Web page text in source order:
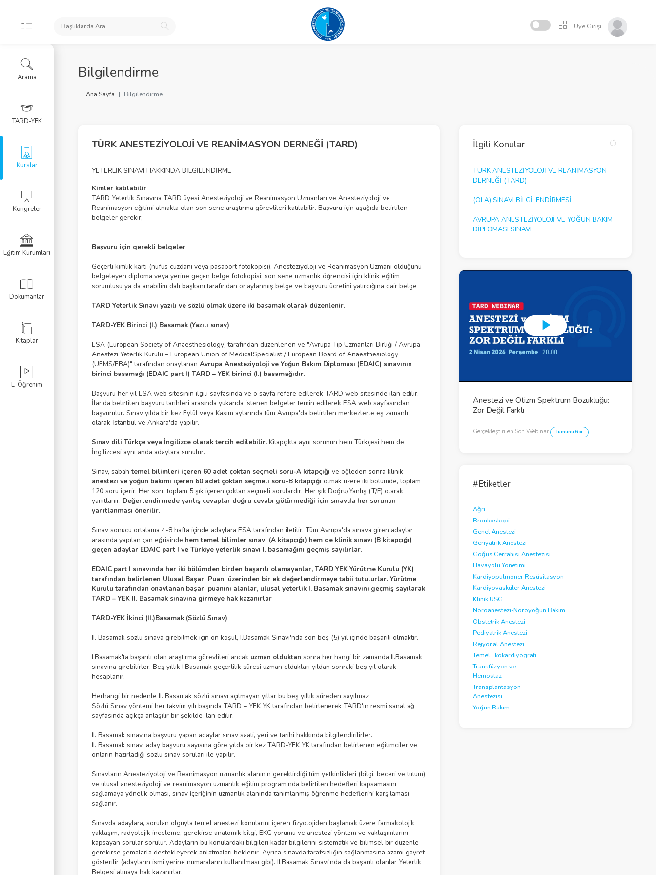
Üye Girişi
Bilgilendirme
Ana Sayfa Bilgilendirme
TÜRK ANESTEZİYOLOJİ VE REANİMASYON DERNEĞİ (TARD)
YETERLİK SINAVI HAKKINDA BİLGİLENDİRME
Kimler katılabilir
TARD Yeterlik Sınavına TARD üyesi Anesteziyoloji ve Reanimasyon Uzmanları ve Anesteziyoloji ve
Reanimasyon eğitimi almakta olan son sene araştırma görevlileri katılabilir. Başvuru için aşağıda belirtilen
belgeler gerekir;
Başvuru için gerekli belgeler
Geçerli kimlik kartı (nüfus cüzdanı veya pasaport fotokopisi), Anesteziyoloji ve Reanimasyon Uzmanı olduğunu
belgeleyen diploma veya yerine geçen belge fotokopisi; son sene uzmanlık öğrencisi için klinik eğitim
sorumlusu ya da anabilim dalı başkanı tarafından onaylanmış belge ve başvuru ücretini yatırdığına dair belge
TARD Yeterlik Sınavı yazılı ve sözlü olmak üzere iki basamak olarak düzenlenir.
TARD-YEK Birinci (I.) Basamak (Yazılı sınav)
ESA (European Society of Anaesthesiology) tarafından düzenlenen ve "Avrupa Tıp Uzmanları Birliği / Avrupa
Anestezi Yeterlik Kurulu – European Union of MedicalSpecialist / European Board of Anaesthesiology
(UEMS/EBA)" tarafından onaylanan Avrupa Anesteziyoloji ve Yoğun Bakım Diploması (EDAIC) sınavının
birinci basamağı (EDAIC part I) TARD – YEK birinci (I.) basamağıdır.
Başvuru her yıl ESA web sitesinin ilgili sayfasında ve o sayfa refere edilerek TARD web sitesinde ilan edilir.
İlanda belirtilen başvuru tarihleri arasında yukarıda istenen belgeler temin edilerek ESA web sayfasından
başvurulur. Sınav yılda bir kez Eylül veya Kasım aylarında tüm Avrupa'da belirtilen merkezlerle eş zamanlı
olarak İstanbul ve Ankara'da yapılır.
Sınav dili Türkçe veya İngilizce olarak tercih edilebilir. Kitapçıkta aynı sorunun hem Türkçesi hem de
İngilizcesi aynı anda adaylara sunulur.
Sınav, sabahtemel bilimleri içeren 60 adet çoktan seçmeli soru-A kitapçığı ve öğleden sonra klinik
anestezi ve yoğun bakımı içeren 60 adet çoktan seçmeli soru-B kitapçığı olmak üzere iki bölümde, toplam
120 soru içerir. Her soru toplam 5 şık içeren çoktan seçmeli sorulardır. Her şık Doğru/Yanlış (T/F) olarak
yanıtlanır. Değerlendirmede yanlış cevaplar doğru cevabı götürmediği için sınavda her sorunun
yanıtlanması önerilir.
Sınav sonucu ortalama 4-8 hafta içinde adaylara ESA tarafından iletilir. Tüm Avrupa'da sınava giren adaylar
arasında yapılan çan eğrisinde hem temel bilimler sınavı (A kitapçığı) hem de klinik sınavı (B kitapçığı)
geçen adaylar EDAIC part I ve Türkiye yeterlik sınavı I. basamağını geçmiş sayılırlar.
EDAIC part I sınavında her iki bölümden birden başarılı olamayanlar, TARD YEK Yürütme Kurulu (YK)
tarafından belirlenen Ulusal Başarı Puanı üzerinden bir ek değerlendirmeye tabii tutulurlar. Yürütme
Kurulu tarafından onaylanan başarı puanını alanlar, ulusal yeterlik I. Basamak sınavını geçmiş sayılarak
TARD – YEK II. Basamak sınavına girmeye hak kazanırlar
TARD-YEK İkinci (II.)Basamak (Sözlü Sınav)
II. Basamak sözlü sınava girebilmek için ön koşul, I.Basamak Sınavı'nda son beş (5) yıl içinde başarılı olmaktır.
I.Basamak'ta başarılı olan araştırma görevlileri ancak uzman olduktan sonra her hangi bir zamanda II.Basamak
sınavına girebilirler. Beş yıllık I.Basamak geçerlilik süresi uzman oldukları yıldan sonraki beş yıl olarak
hesaplanır.
Herhangi bir nedenle II. Basamak sözlü sınavı açılmayan yıllar bu beş yıllık süreden sayılmaz.
Sözlü Sınav yöntemi her takvim yılı başında TARD – YEK YK tarafından belirlenerek TARD'ın resmi sanal ağ
sayfasında açıkça anlaşılır bir şekilde ilan edilir.
II. Basamak sınavına başvuru yapan adaylar sınav saati, yeri ve tarihi hakkında bilgilendirilirler.
II. Basamak sınavı aday başvuru sayısına göre yılda bir kez TARD-YEK YK tarafından belirlenen eğitimciler ve
onların hazırladığı sözlü sınav soruları ile yapılır.
Sınavların Anesteziyoloji ve Reanimasyon uzmanlık alanının gerektirdiği tüm yetkinlikleri (bilgi, beceri ve tutum)
ve ulusal anesteziyoloji ve reanimasyon uzmanlık eğitim programında belirtilen hedefleri kapsamasını
sağlamaya yönelik olması, sınav içeriğinin uzmanlık alanında tanımlanmış öğrenme hedeflerini karşılaması
sağlanır.
Sınavda adaylara, sorulan olguyla temel anestezi konularını içeren fizyolojiden başlamak üzere farmakolojik
yaklaşım, radyolojik inceleme, gerekirse anatomik bilgi, EKG yorumu ve anestezi yöntem ve yaklaşımlarını
kapsayan sorular sorulur. Adayların bu konulardaki bilgileri kadar bilgilerini sistematik ve bilimsel bir düzenle
gerekirse şemalarla destekleyerek anlatmaları beklenir. Ayrıca sınavda tarafsızlığın sağlanmasına azami gayret
gösterilir (adayların ismi yerine numaraların kullanılması gibi). II.Basamak Sınavı'nda da başarılı olanlar Yeterlik
Belgesi almaya hak kazanırlar.
İlgili Konular
TÜRK ANESTEZİYOLOJİ VE REANİMASYON
DERNEĞİ (TARD)
(OLA) SINAVI BİLGİLENDİRMESİ
AVRUPA ANESTEZIYOLOJI VE YOĞUN BAKIM
DIPLOMASI SINAVI
P
l
y
V
d
Anestezi ve Otizm Spektrum Bozukluğu:
Zor Değil Farklı
Gerçekleştirilen Son Webinar Tümünü Gör
#Etiketler
Ağrı
Bronkoskopi
Genel Anestezi
Geriyatrik Anestezi
Göğüs Cerrahisi Anestezisi
Havayolu Yönetimi
Kardiyopulmoner Resüsitasyon
Kardiyovasküler Anestezi
Klinik USG
Nöroanestezi-Nöroyoğun Bakım
Obstetrik Anestezi
Pediyatrik Anestezi
Rejyonal Anestezi
Temel Ekokardiyografi
Transfüzyon ve
Hemostaz
Transplantasyon
Anestezisi
Yoğun Bakım
Arama
TARD-YEK
Kurslar
Kongreler
Eğitim Kurumları
Dokümanlar
Kitaplar
E-Öğrenim
Kursu